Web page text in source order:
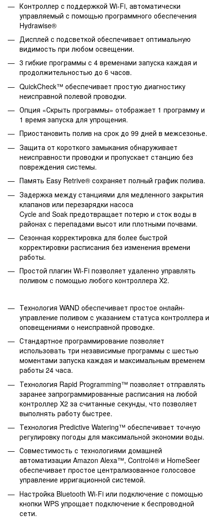
Контроллер с поддержкой Wi-Fi, автоматически
управляемый с помощью программного обеспечения
Hydrawise®
Дисплей с подсветкой обеспечивает оптимальную
видимость при любом освещении.
3 гибкие программы с 4 временами запуска каждая и
продолжительностью до 6 часов.
QuickCheck™ обеспечивает простую диагностику
неисправной полевой проводки.
Опция «Скрыть программы» отображает 1 программу и
1 время запуска для упрощения.
Приостановить полив на срок до 99 дней в межсезонье.
Защита от короткого замыкания обнаруживает
неисправности проводки и пропускает станцию без
повреждения системы.
Память Easy Retrive® сохраняет полный график полива.
Задержка между станциями для медленного закрытия
клапанов или перезарядки насоса
Cycle and Soak предотвращает потерю и сток воды в
районах с перепадами высот или плотными почвами.
Сезонная корректировка для более быстрой
корректировки расписания без изменения времени
работы.
Простой плагин Wi-Fi позволяет удаленно управлять
поливом с помощью любого контроллера X2.
Технология WAND обеспечивает простое онлайн-
управление поливом с указанием статуса контроллера и
оповещениями о неисправной проводке.
Стандартное программирование позволяет
использовать три независимые программы с шестью
моментами запуска каждая и максимальным временем
работы 24 часа.
Технология Rapid Programming™ позволяет отправлять
заранее запрограммированные расписания на любой
контроллер X2 за считанные секунды, что позволяет
выполнять работу быстрее.
Технология Predictive Watering™ обеспечивает точную
регулировку погоды для максимальной экономии воды.
Совместимость с технологиями домашней
автоматизации Amazon Alexa™, Control4® и HomeSeer
обеспечивает простое централизованное голосовое
управление ирригационной системой.
Настройка Bluetooth Wi-Fi или подключение с помощью
кнопки WPS упрощает подключение к беспроводной
сети.